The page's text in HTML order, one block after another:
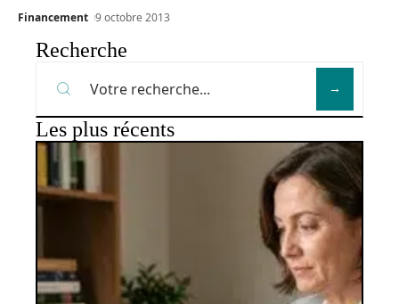
Financement 9 octobre 2013
Recherche
Les plus récents